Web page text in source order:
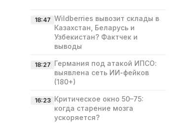
18:47 Wildberries вывозит склады в
Казахстан, Беларусь и
Узбекистан? Фактчек и
выводы
18:27 Германия под атакой ИПСО:
выявлена сеть ИИ‑фейков
(180+)
16:23 Критическое окно 50–75:
когда старение мозга
ускоряется?